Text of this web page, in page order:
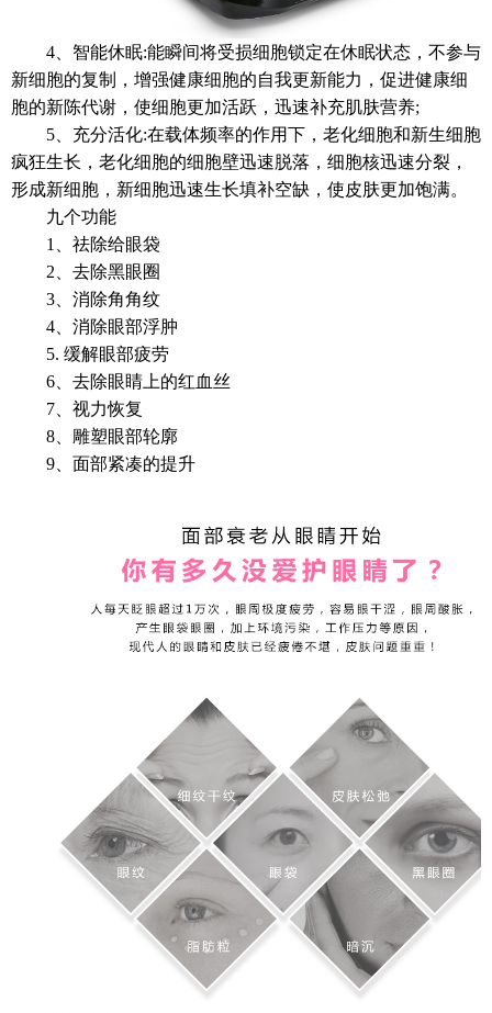
4、智能休眠:能瞬间将受损细胞锁定在休眠状态，不参与
新细胞的复制，增强健康细胞的自我更新能力，促进健康细
胞的新陈代谢，使细胞更加活跃，迅速补充肌肤营养;
5、充分活化:在载体频率的作用下，老化细胞和新生细胞
疯狂生长，老化细胞的细胞壁迅速脱落，细胞核迅速分裂，
形成新细胞，新细胞迅速生长填补空缺，使皮肤更加饱满。
九个功能
1、祛除给眼袋
2、去除黑眼圈
3、消除角角纹
4、消除眼部浮肿
5. 缓解眼部疲劳
6、去除眼睛上的红血丝
7、视力恢复
8、雕塑眼部轮廓
9、面部紧凑的提升